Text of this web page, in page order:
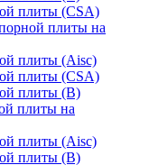
плиты (CSA)
плиты на
плиты (Aisc)
плиты (CSA)
плиты (В)
плиты на
плиты (Aisc)
плиты (В)